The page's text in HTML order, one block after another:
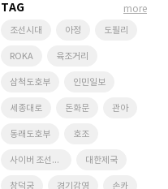
TAG
조선시대 아정 도필리
ROKA 육조거리
삼척도호부 인민일보
세종대로 돈화문 관아
동래도호부 호조
사이버 조선왕조 대한제국
창덕궁 경기감영 손카
more